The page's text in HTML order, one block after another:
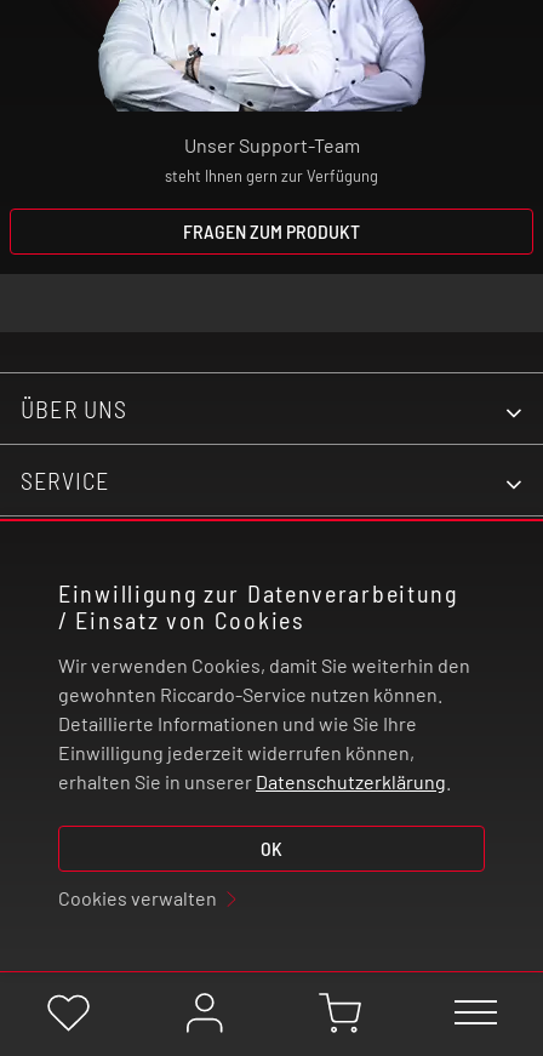
Einwilligung zur Datenverarbeitung
/ Einsatz von Cookies
Wir verwenden Cookies, damit Sie weiterhin den
gewohnten Riccardo-Service nutzen können.
Detaillierte Informationen und wie Sie Ihre
Einwilligung jederzeit widerrufen können,
erhalten Sie in unserer Datenschutzerklärung
OK
Cookies verwalten
Unser Support-Team
steht Ihnen gern zur Verfügung
FRAGEN ZUM PRODUKT
ÜBER UNS
SERVICE
RECHTLICHES
ZAHLUNG UND VERSAND
VERTRAG WIDERRUFEN
© 2026 | Riccardo Onlinestore GmbH